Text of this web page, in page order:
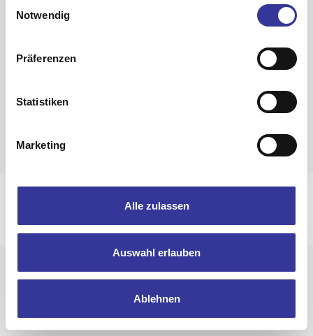
Datenschutzerklärung
Notwendig
Präferenzen
Statistiken
Marketing
Alle zulassen
Auswahl erlauben
Ablehnen
Impressum Datenschutzerklärung